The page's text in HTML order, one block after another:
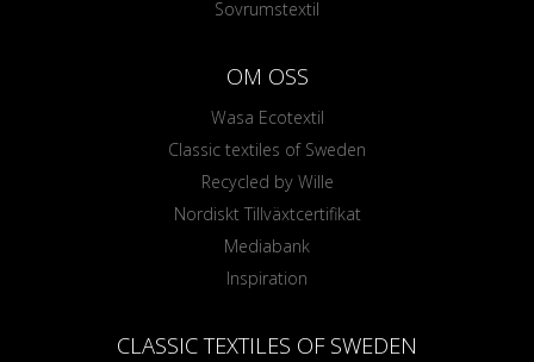
Sovrumstextil
OM OSS
Wasa Ecotextil
Classic textiles of Sweden
Recycled by Wille
Nordiskt Tillväxtcertifikat
Mediabank
Inspiration
CLASSIC TEXTILES OF SWEDEN